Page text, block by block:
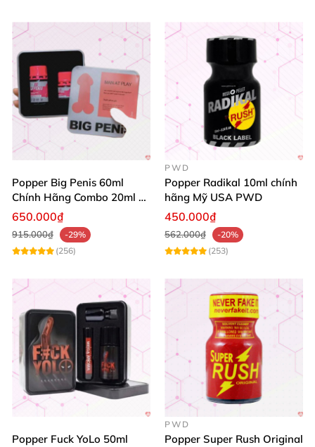
Popper Big Penis 60ml
Chính Hãng Combo 20ml +
40ml Tăng Khoái Cảm Cho
Top & Bot
650.000₫
915.000₫
-29%
(256)
PWD
Popper Radikal 10ml chính
hãng Mỹ USA PWD
450.000₫
562.000₫
-20%
(253)
Popper Fuck YoLo 50ml
PWD
Popper Super Rush Original